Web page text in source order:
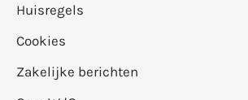
Huisregels
Cookies
Zakelijke berichten